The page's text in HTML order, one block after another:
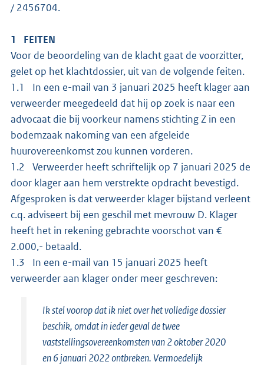
/ 2456704.
1 FEITEN
Voor de beoordeling van de klacht gaat de voorzitter,
gelet op het klachtdossier, uit van de volgende feiten.
1.1 In een e-mail van 3 januari 2025 heeft klager aan
verweerder meegedeeld dat hij op zoek is naar een
advocaat die bij voorkeur namens stichting Z in een
bodemzaak nakoming van een afgeleide
huurovereenkomst zou kunnen vorderen.
1.2 Verweerder heeft schriftelijk op 7 januari 2025 de
door klager aan hem verstrekte opdracht bevestigd.
Afgesproken is dat verweerder klager bijstand verleent
c.q. adviseert bij een geschil met mevrouw D. Klager
heeft het in rekening gebrachte voorschot van €
2.000,- betaald.
1.3 In een e-mail van 15 januari 2025 heeft
verweerder aan klager onder meer geschreven:
Ik stel voorop dat ik niet over het volledige dossier
beschik, omdat in ieder geval de twee
vaststellingsovereenkomsten van 2 oktober 2020
en 6 januari 2022 ontbreken. Vermoedelijk